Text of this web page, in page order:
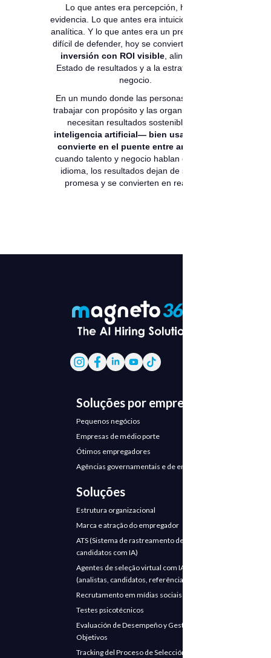
Lo que antes era percepción, hoy es
evidencia. Lo que antes era intuición, hoy es
analítica. Y lo que antes era un presupuesto
difícil de defender, hoy se convierte en
inversión con ROI visible, alineada al
Estado de resultados y a la estrategia del
negocio.
En un mundo donde las personas buscan
trabajar con propósito y las organizaciones
necesitan resultados sostenibles,
inteligencia artificial— bien usada — se
convierte en el puente entre ambos
cuando talento y negocio hablan el mismo
idioma, los resultados dejan de ser una
promesa y se convierten en realidad.
Soluções por empresa
Pequenos negócios
Empresas de médio porte
Ótimos empregadores
Agências governamentais e de emprego
Soluções
Estrutura organizacional
Marca e atração do empregador
ATS (Sistema de rastreamento de
candidatos com IA)
Agentes de seleção virtual com IA
(analistas, candidatos, referências)
Recrutamento em mídias sociais
Testes psicotécnicos
Evaluación de Desempeño y Gestión de
Objetivos
Tracking del Proceso de Selección